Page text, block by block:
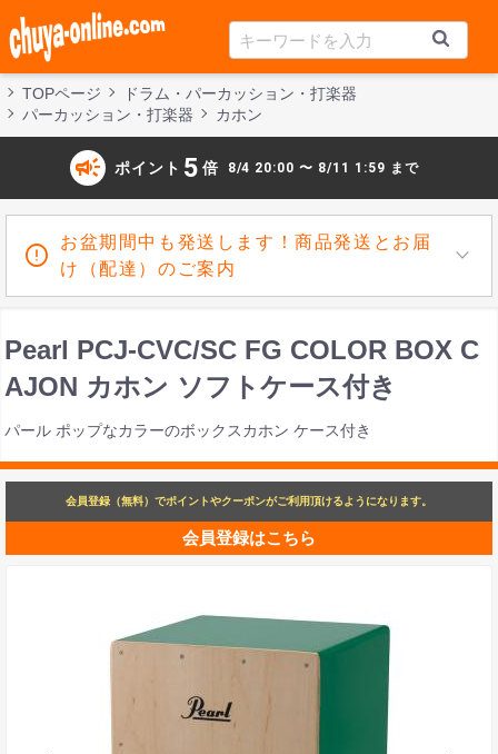
TOPページ
ドラム・パーカッション・打楽器
パーカッション・打楽器
カホン
campaign ポイント 5 倍 8/4 20:00 〜 8/11 1:59 まで
お盆期間中も発送します！商品発送とお届
け（配達）のご案内
Pearl PCJ-CVC/SC FG COLOR BOX C
AJON カホン ソフトケース付き
パール ポップなカラーのボックスカホン ケース付き
会員登録（無料）でポイントやクーポンがご利用頂けるようになります。
会員登録はこちら